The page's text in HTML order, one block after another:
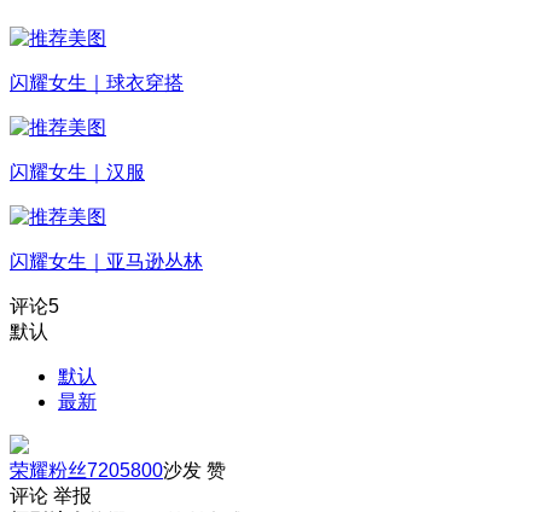
闪耀女生｜球衣穿搭
闪耀女生｜汉服
闪耀女生｜亚马逊丛林
评论5
默认
默认
最新
荣耀粉丝7205800沙发 赞
评论 举报